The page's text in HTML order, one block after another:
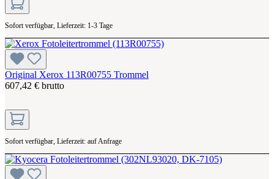
Sofort verfügbar, Lieferzeit: 1-3 Tage
Original Xerox 113R00755 Trommel
607,42 € brutto
Sofort verfügbar, Lieferzeit: auf Anfrage